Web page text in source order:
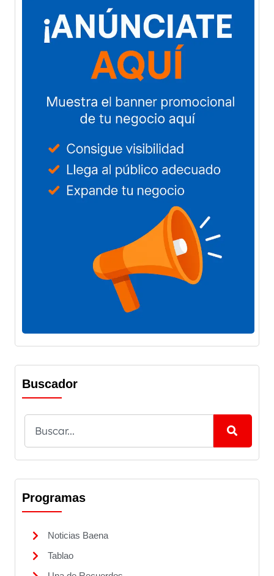
Buscador
Programas
Noticias Baena
Tablao